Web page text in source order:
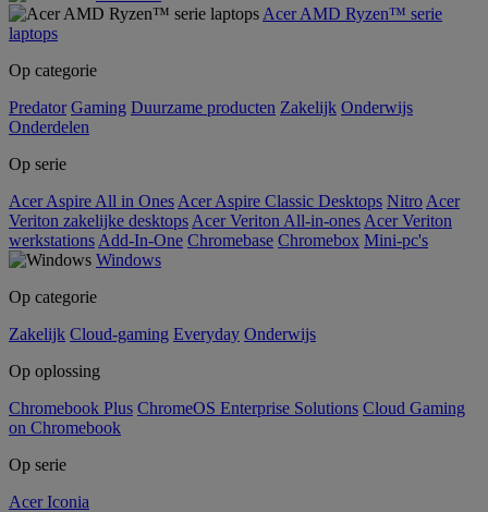
Acer AMD Ryzen™ serie
laptops
Op categorie
Predator Gaming Duurzame producten Zakelijk Onderwijs
Onderdelen
Op serie
Acer Aspire All in Ones Acer Aspire Classic Desktops Nitro Acer
Veriton zakelijke desktops Acer Veriton All-in-ones Acer Veriton
werkstations Add-In-One Chromebase Chromebox Mini-pc's
Windows
Op categorie
Zakelijk Cloud-gaming Everyday Onderwijs
Op oplossing
Chromebook Plus ChromeOS Enterprise Solutions Cloud Gaming
on Chromebook
Op serie
Acer Iconia